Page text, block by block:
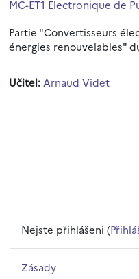
MC-ET1 Electronique de
Partie "Convertisseurs
énergies renouvelables"
Učitel: Arnaud Videt
Nejste přihlášeni (
Zásady